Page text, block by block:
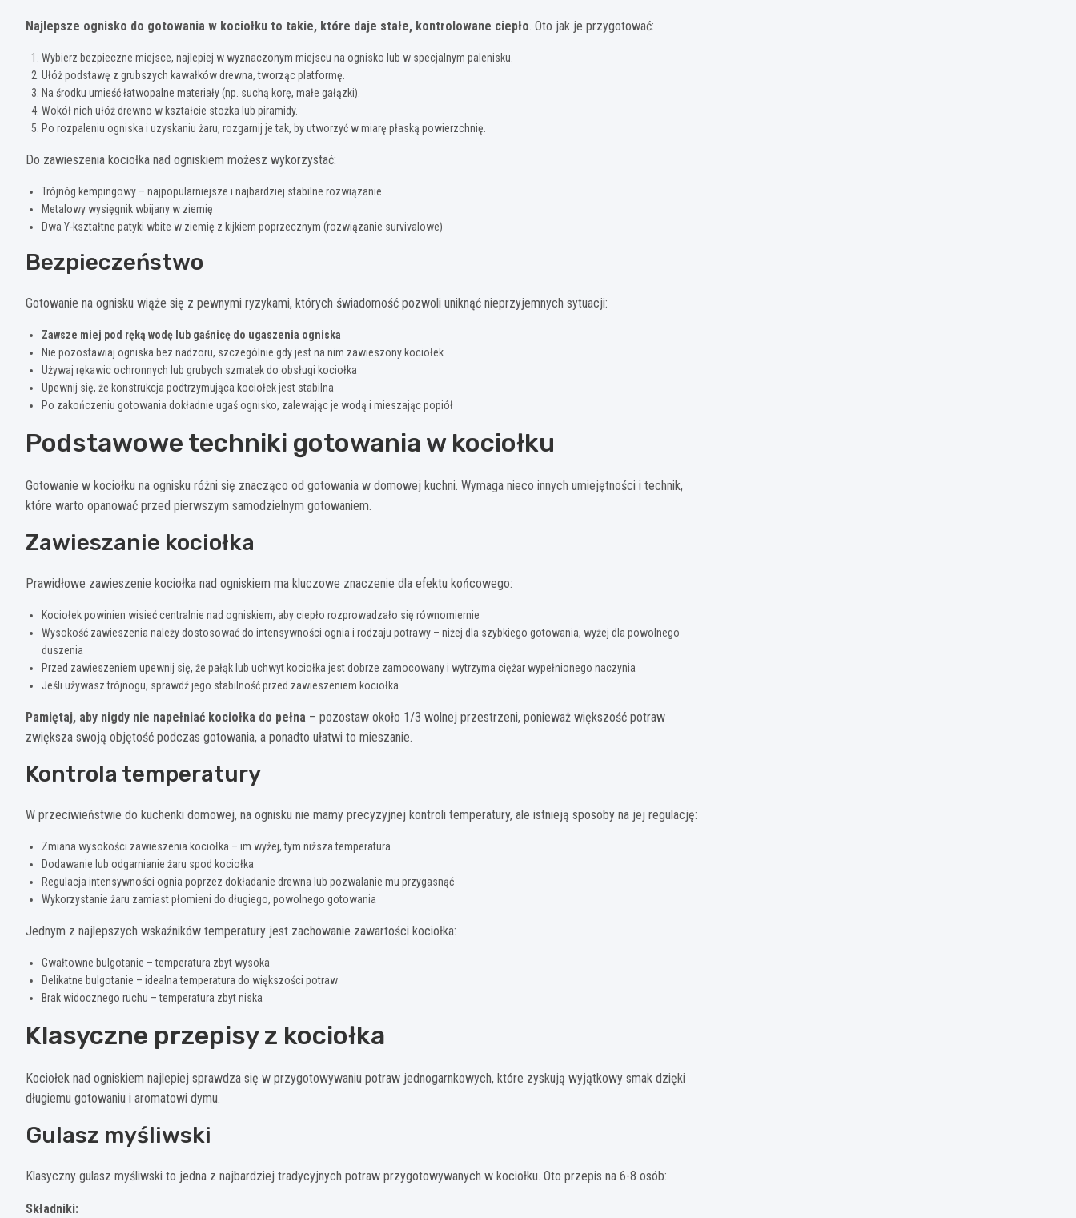
Najlepsze ognisko do gotowania w kociołku to takie, które daje stałe, kontrolowane ciepło. Oto jak je przygotować:
Wybierz bezpieczne miejsce, najlepiej w wyznaczonym miejscu na ognisko lub w specjalnym palenisku.
Ułóż podstawę z grubszych kawałków drewna, tworząc platformę.
Na środku umieść łatwopalne materiały (np. suchą korę, małe gałązki).
Wokół nich ułóż drewno w kształcie stożka lub piramidy.
Po rozpaleniu ogniska i uzyskaniu żaru, rozgarnij je tak, by utworzyć w miarę płaską powierzchnię.
Do zawieszenia kociołka nad ogniskiem możesz wykorzystać:
Trójnóg kempingowy – najpopularniejsze i najbardziej stabilne rozwiązanie
Metalowy wysięgnik wbijany w ziemię
Dwa Y-kształtne patyki wbite w ziemię z kijkiem poprzecznym (rozwiązanie survivalowe)
Bezpieczeństwo
Gotowanie na ognisku wiąże się z pewnymi ryzykami, których świadomość pozwoli uniknąć nieprzyjemnych sytuacji:
Zawsze miej pod ręką wodę lub gaśnicę do ugaszenia ogniska
Nie pozostawiaj ogniska bez nadzoru, szczególnie gdy jest na nim zawieszony kociołek
Używaj rękawic ochronnych lub grubych szmatek do obsługi kociołka
Upewnij się, że konstrukcja podtrzymująca kociołek jest stabilna
Po zakończeniu gotowania dokładnie ugaś ognisko, zalewając je wodą i mieszając popiół
Podstawowe techniki gotowania w kociołku
Gotowanie w kociołku na ognisku różni się znacząco od gotowania w domowej kuchni. Wymaga nieco innych umiejętności i technik,
które warto opanować przed pierwszym samodzielnym gotowaniem.
Zawieszanie kociołka
Prawidłowe zawieszenie kociołka nad ogniskiem ma kluczowe znaczenie dla efektu końcowego:
Kociołek powinien wisieć centralnie nad ogniskiem, aby ciepło rozprowadzało się równomiernie
Wysokość zawieszenia należy dostosować do intensywności ognia i rodzaju potrawy – niżej dla szybkiego gotowania, wyżej dla powolnego
duszenia
Przed zawieszeniem upewnij się, że pałąk lub uchwyt kociołka jest dobrze zamocowany i wytrzyma ciężar wypełnionego naczynia
Jeśli używasz trójnogu, sprawdź jego stabilność przed zawieszeniem kociołka
Pamiętaj, aby nigdy nie napełniać kociołka do pełna – pozostaw około 1/3 wolnej przestrzeni, ponieważ większość potraw
zwiększa swoją objętość podczas gotowania, a ponadto ułatwi to mieszanie.
Kontrola temperatury
W przeciwieństwie do kuchenki domowej, na ognisku nie mamy precyzyjnej kontroli temperatury, ale istnieją sposoby na jej regulację:
Zmiana wysokości zawieszenia kociołka – im wyżej, tym niższa temperatura
Dodawanie lub odgarnianie żaru spod kociołka
Regulacja intensywności ognia poprzez dokładanie drewna lub pozwalanie mu przygasnąć
Wykorzystanie żaru zamiast płomieni do długiego, powolnego gotowania
Jednym z najlepszych wskaźników temperatury jest zachowanie zawartości kociołka:
Gwałtowne bulgotanie – temperatura zbyt wysoka
Delikatne bulgotanie – idealna temperatura do większości potraw
Brak widocznego ruchu – temperatura zbyt niska
Klasyczne przepisy z kociołka
Kociołek nad ogniskiem najlepiej sprawdza się w przygotowywaniu potraw jednogarnkowych, które zyskują wyjątkowy smak dzięki
długiemu gotowaniu i aromatowi dymu.
Gulasz myśliwski
Klasyczny gulasz myśliwski to jedna z najbardziej tradycyjnych potraw przygotowywanych w kociołku. Oto przepis na 6-8 osób:
Składniki: